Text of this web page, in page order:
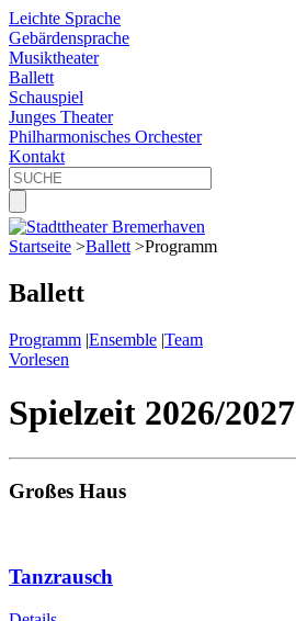
Leichte Sprache
Gebärdensprache
Musiktheater
Ballett
Schauspiel
Junges Theater
Philharmonisches Orchester
Kontakt
Startseite >Ballett >Programm
Ballett
Programm |Ensemble |Team
Vorlesen
Spielzeit 2026/2027
Großes Haus
Tanzrausch